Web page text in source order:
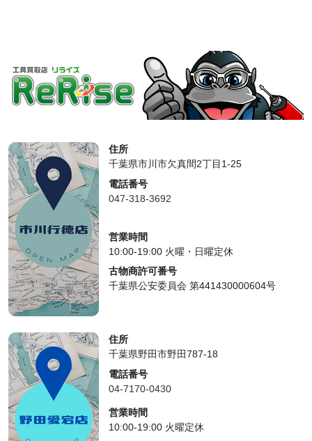
住所
千葉県市川市欠真間2丁目1-25
電話番号
047-318-3692
営業時間
10:00-19:00 火曜・日曜定休
古物商許可番号
千葉県公安委員会 第441430000604号
住所
千葉県野田市野田787-18
電話番号
04-7170-0430
営業時間
10:00-19:00 火曜定休